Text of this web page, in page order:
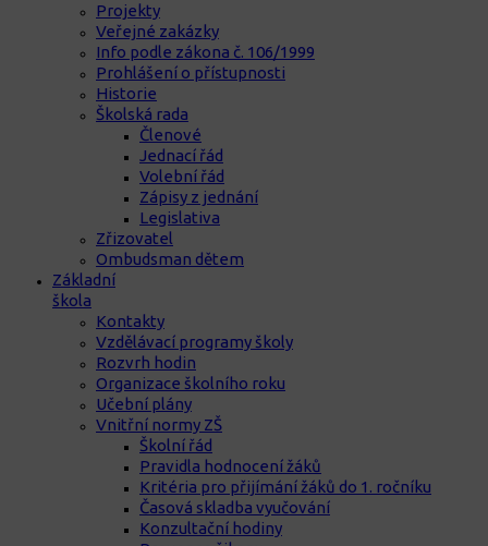
Projekty
Veřejné zakázky
Info podle zákona č. 106/1999
Prohlášení o přístupnosti
Historie
Školská rada
Členové
Jednací řád
Volební řád
Zápisy z jednání
Legislativa
Zřizovatel
Ombudsman dětem
Základní
škola
Kontakty
Vzdělávací programy školy
Rozvrh hodin
Organizace školního roku
Učební plány
Vnitřní normy ZŠ
Školní řád
Pravidla hodnocení žáků
Kritéria pro přijímání žáků do 1. ročníku
Časová skladba vyučování
Konzultační hodiny